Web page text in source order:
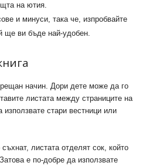
на ютия.
и минуси, така че, изпробвайте
ще ви бъде най-удобен.
начин. Дори дете може да го
листата между страниците на
стари вестници или
листата отделят сок, който
е по-добре да използвате